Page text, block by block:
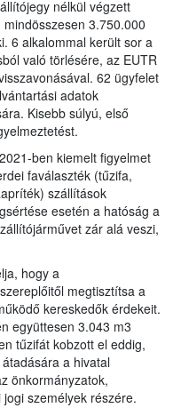
nélkül végzett
3.750.000
6 alkalommal került sor a
való törlésére, az EUTR
62 ügyfelet
adatok
Kisebb súlyú, első
ben kiemelt figyelmet
faválaszték (tűzifa,
szállítások
esetén a hatóság a
zár alá veszi,
hogy a
megtisztítsa a
kereskedők érdekeit.
együttesen 3.043 m3
tűzifát kobzott el eddig,
a hivatal
önkormányzatok,
személyek részére.